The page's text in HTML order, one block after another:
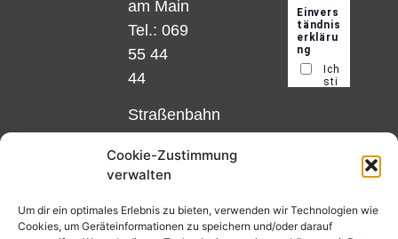
Cookie-Zustimmung
verwalten
Um dir ein optimales Erlebnis zu bieten, verwenden wir Technologien wie
Cookies, um Geräteinformationen zu speichern und/oder darauf
am Main
Tel.: 069
55 44
44
Straßenbahn
Linie 18
und 12,
Haltestelle
Matthias-
Beltz-